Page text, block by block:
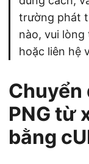
trường phát
nào, vui lòng
hoặc liên hệ
Chuyển
PNG từ
bằng